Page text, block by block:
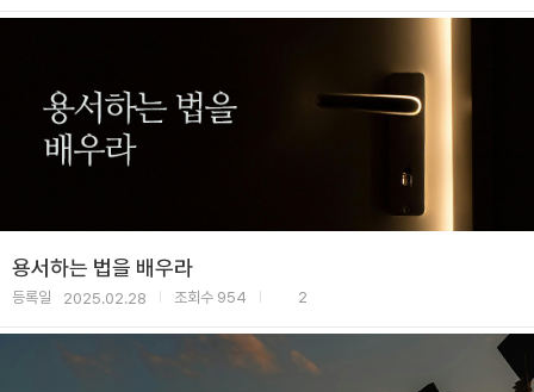
용서하는 법을 배우라
등록일 2025.02.28 조회수 954 2